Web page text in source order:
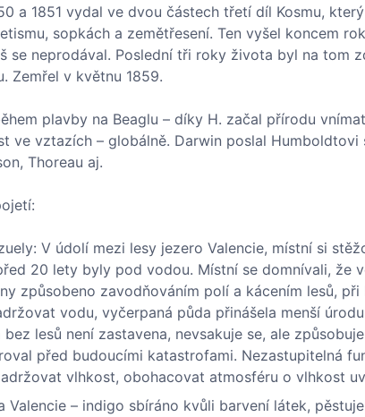
a 1851 vydal ve dvou částech třetí díl Kosmu,
sopkách a zemětřesení. Ten vyšel koncem
se neprodával. Poslední tři roky života byl na tom
Zemřel v květnu 1859.
plavby na Beaglu – díky H. začal přírodu
ve vztazích – globálně. Darwin poslal
Thoreau aj.
V údolí mezi lesy jezero Valencie, místní si
20 lety byly pod vodou. Místní se domnívali, že
způsobeno zavodňováním polí a kácením lesů,
vodu, vyčerpaná půda přinášela menší
lesů není zastavena, nevsakuje se, ale
před budoucími katastrofami. Nezastupitelná
vlhkost, obohacovat atmosféru o vlhkost
Valencie – indigo sbíráno kvůli barvení látek,